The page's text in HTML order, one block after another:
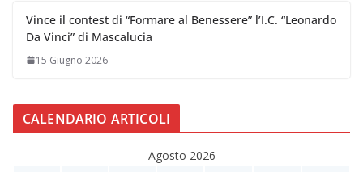
Vince il contest di “Formare al Benessere” l’I.C. “Leonardo
Da Vinci” di Mascalucia
15 Giugno 2026
CALENDARIO ARTICOLI
Agosto 2026